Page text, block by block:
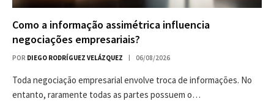
Como a informação assimétrica influencia
negociações empresariais?
POR DIEGO RODRÍGUEZ VELÁZQUEZ 06/08/2026
Toda negociação empresarial envolve troca de informações. No
entanto, raramente todas as partes possuem o…